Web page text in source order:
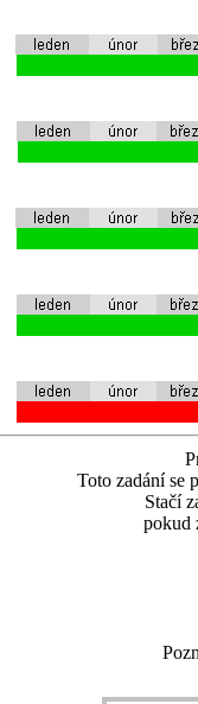
Toto zadání se
Stačí
pokud